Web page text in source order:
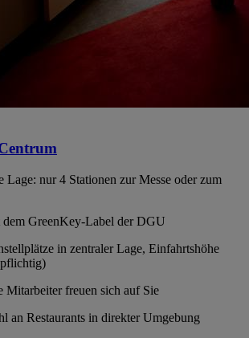
Lage: nur 4 Stationen zur Messe oder zum
GreenKey-Label der DGU
in zentraler Lage, Einfahrtshöhe
Mitarbeiter freuen sich auf Sie
an Restaurants in direkter Umgebung